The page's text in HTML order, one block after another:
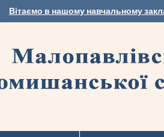
Вітаємо в нашому навчальному